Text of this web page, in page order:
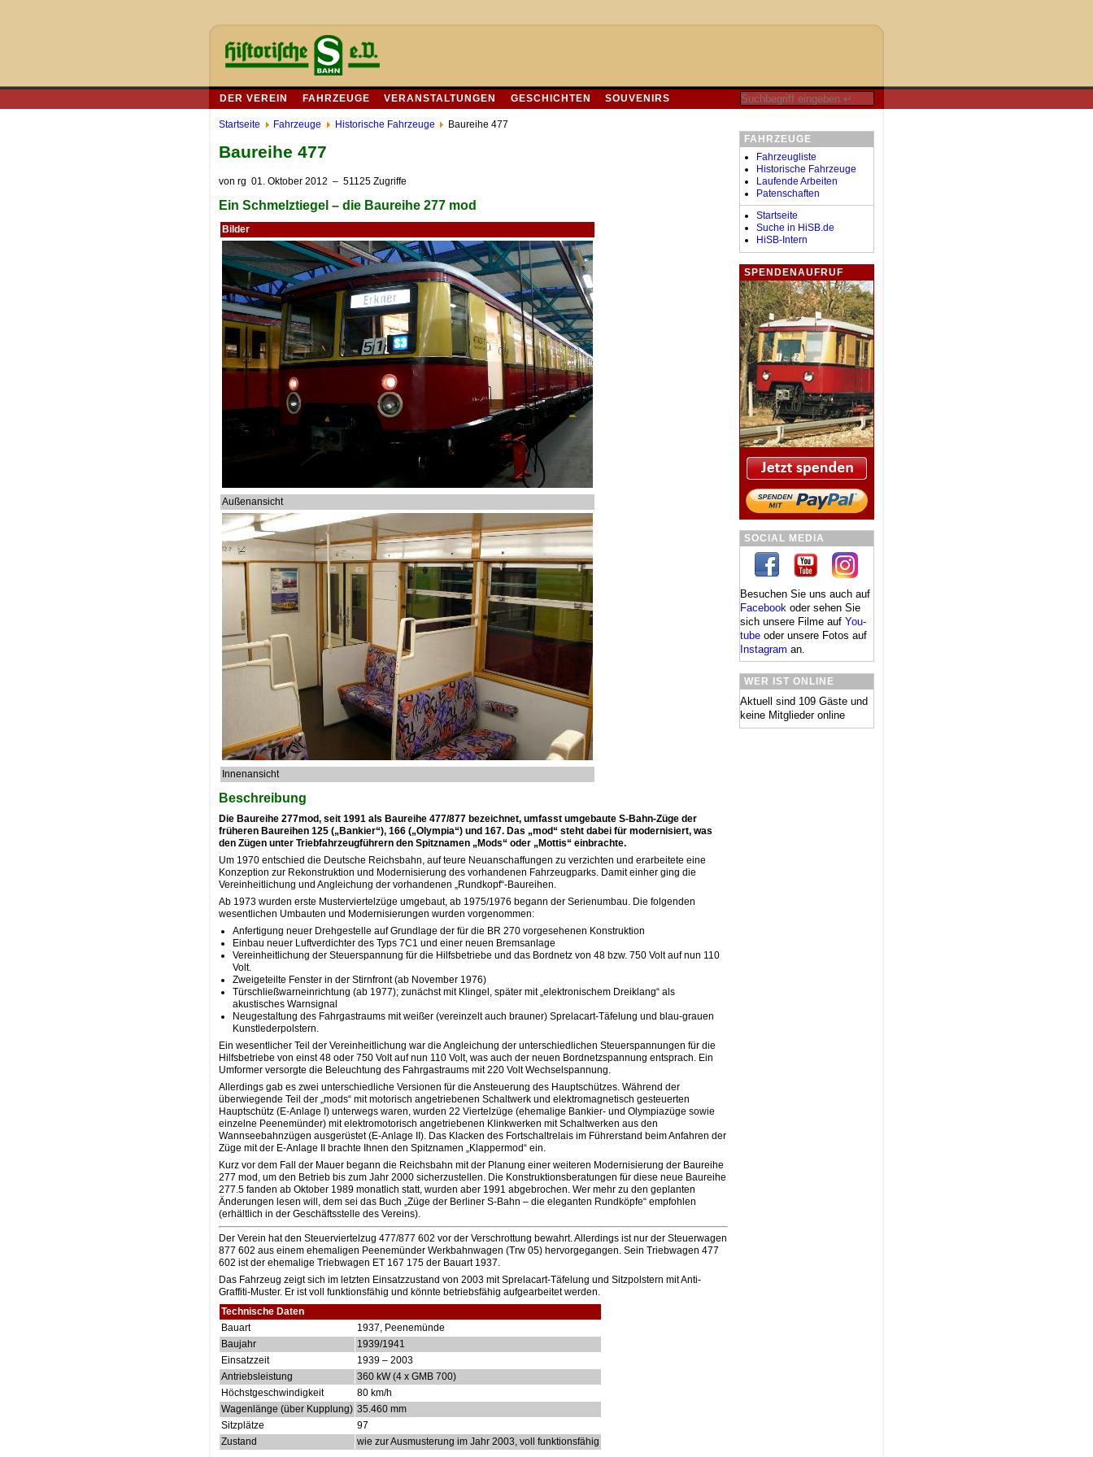
DER VEREIN FAHRZEUGE VERANSTALTUNGEN GESCHICHTEN SOUVENIRS
FAHRZEUGE
Fahrzeugliste
Historische Fahrzeuge
Laufende Arbeiten
Patenschaften
Startseite
Suche in HiSB.de
HiSB-Intern
SPENDENAUFRUF
SOCIAL MEDIA
Besuchen Sie uns auch auf
Facebook oder se­hen Sie
sich un­se­re Fil­me auf You­
tube oder un­se­re Fo­tos auf
In­sta­gram an.
WER IST ONLINE
Aktuell sind 109 Gäste und
keine Mitglieder online
Startseite Fahrzeuge Historische Fahrzeuge Baureihe 477
Baureihe 477
von rg 01. Oktober 2012 – 51125 Zugriffe
Ein Schmelztiegel – die Baureihe 277 mod
Bilder
Außenansicht
Innenansicht
Beschreibung
Die Baureihe 277mod, seit 1991 als Baureihe 477/877 bezeichnet, umfasst umgebaute S-Bahn-Züge der
früheren Baureihen 125 („Bankier“), 166 („Olympia“) und 167. Das „mod“ steht dabei für modernisiert, was
den Zügen unter Triebfahrzeugführern den Spitznamen „Mods“ oder „Mottis“ einbrachte.
Um 1970 entschied die Deutsche Reichsbahn, auf teure Neuanschaffungen zu verzichten und erarbeitete eine
Konzeption zur Rekonstruktion und Modernisierung des vorhandenen Fahrzeugparks. Damit einher ging die
Vereinheitlichung und Angleichung der vorhandenen „Rundkopf“-Baureihen.
Ab 1973 wurden erste Musterviertelzüge umgebaut, ab 1975/1976 begann der Serienumbau. Die folgenden
wesentlichen Umbauten und Modernisierungen wurden vorgenommen:
Anfertigung neuer Drehgestelle auf Grundlage der für die BR 270 vorgesehenen Konstruktion
Einbau neuer Luftverdichter des Typs 7C1 und einer neuen Bremsanlage
Vereinheitlichung der Steuerspannung für die Hilfsbetriebe und das Bordnetz von 48 bzw. 750 Volt auf nun 110
Volt.
Zweigeteilte Fenster in der Stirnfront (ab November 1976)
Türschließwarneinrichtung (ab 1977); zunächst mit Klingel, später mit „elektronischem Dreiklang“ als
akustisches Warnsignal
Neugestaltung des Fahrgastraums mit weißer (vereinzelt auch brauner) Sprelacart-Täfelung und blau-grauen
Kunstlederpolstern.
Ein wesentlicher Teil der Vereinheitlichung war die Angleichung der unterschiedlichen Steuerspannungen für die
Hilfsbetriebe von einst 48 oder 750 Volt auf nun 110 Volt, was auch der neuen Bordnetzspannung entsprach. Ein
Umformer versorgte die Beleuchtung des Fahrgastraums mit 220 Volt Wechselspannung.
Allerdings gab es zwei unterschiedliche Versionen für die Ansteuerung des Hauptschützes. Während der
überwiegende Teil der „mods“ mit motorisch angetriebenen Schaltwerk und elektromagnetisch gesteuerten
Hauptschütz (E-Anlage I) unterwegs waren, wurden 22 Viertelzüge (ehemalige Bankier- und Olympiazüge sowie
einzelne Peenemünder) mit elektromotorisch angetriebenen Klinkwerken mit Schaltwerken aus den
Wannseebahnzügen ausgerüstet (E-Anlage II). Das Klacken des Fortschaltrelais im Führerstand beim Anfahren der
Züge mit der E-Anlage II brachte Ihnen den Spitznamen „Klappermod“ ein.
Kurz vor dem Fall der Mauer begann die Reichsbahn mit der Planung einer weiteren Modernisierung der Baureihe
277 mod, um den Betrieb bis zum Jahr 2000 sicherzustellen. Die Konstruktionsberatungen für diese neue Baureihe
277.5 fanden ab Oktober 1989 monatlich statt, wurden aber 1991 abgebrochen. Wer mehr zu den geplanten
Änderungen lesen will, dem sei das Buch „Züge der Berliner S-Bahn – die eleganten Rundköpfe“ empfohlen
(erhältlich in der Geschäftsstelle des Vereins).
Der Verein hat den Steuerviertelzug 477/877 602 vor der Verschrottung bewahrt. Allerdings ist nur der Steuerwagen
877 602 aus einem ehemaligen Peenemünder Werkbahnwagen (Trw 05) hervorgegangen. Sein Triebwagen 477
602 ist der ehemalige Triebwagen ET 167 175 der Bauart 1937.
Das Fahrzeug zeigt sich im letzten Einsatzzustand von 2003 mit Sprelacart-Täfelung und Sitzpolstern mit Anti-
Graffiti-Muster. Er ist voll funktionsfähig und könnte betriebsfähig aufgearbeitet werden.
Technische Daten
Bauart
1937, Peenemünde
Baujahr
1939/1941
Einsatzzeit
1939 – 2003
Antriebsleistung
360 kW (4 x GMB 700)
Höchstgeschwindigkeit
80 km/h
Wagenlänge (über Kupplung) 35.460 mm
Sitzplätze
97
Zustand
wie zur Ausmusterung im Jahr 2003, voll funktionsfähig